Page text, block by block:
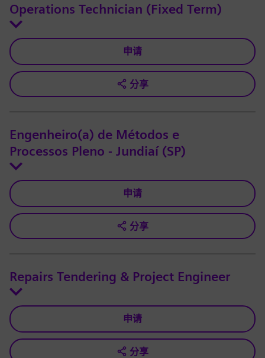
Operations Technician (Fixed Term)
申请
分享
Engenheiro(a) de Métodos e
Processos Pleno - Jundiaí (SP)
申请
分享
Repairs Tendering & Project Engineer
申请
分享